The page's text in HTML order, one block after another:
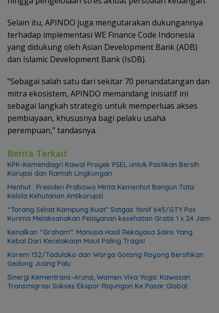
Selain itu, APINDO juga mengutarakan dukungannya
terhadap implementasi WE Finance Code Indonesia
yang didukung oleh Asian Development Bank (ADB)
dan Islamic Development Bank (IsDB).
“Sebagai salah satu dari sekitar 70 penandatangan dan
mitra ekosistem, APINDO memandang inisiatif ini
sebagai langkah strategis untuk memperluas akses
pembiayaan, khususnya bagi pelaku usaha
perempuan,” tandasnya.
Berita Terkait
KPK-Kemendagri Kawal Proyek PSEL untuk Pastikan Bersih
Korupsi dan Ramah Lingkungan
Menhut : Presiden Prabowo Minta Kemenhut Bangun Tata
Kelola Kehutanan Antikorupsi
“Torang Sehat Kampung Kuat” Satgas Yonif 645/GTY Pos
Kurima Melaksanakan Pelayanan kesehatan Gratis 1 x 24 Jam
Kenalkan “Graham”: Manusia Hasil Rekayasa Sains Yang
Kebal Dari Kecelakaan Maut Paling Tragis!
Korem 132/Tadulako dan Warga Gotong Royong Bersihkan
Gedung Juang Palu
Sinergi Kementrans-Aruna, Wamen Viva Yoga: Kawasan
Transmigrasi Sukses Ekspor Rajungan Ke Pasar Global